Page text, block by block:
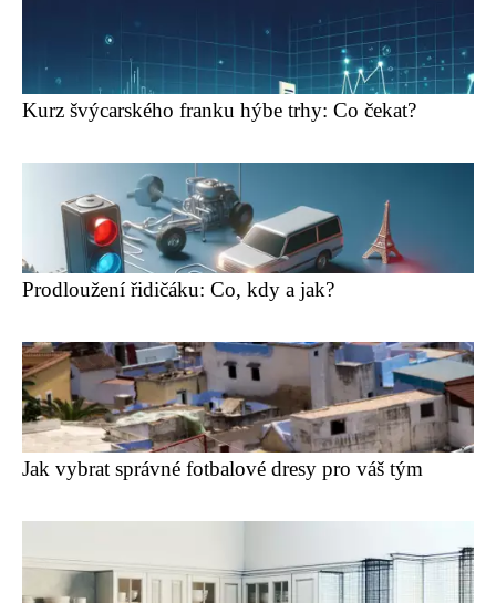
Kurz švýcarského franku hýbe trhy: Co čekat?
Prodloužení řidičáku: Co, kdy a jak?
Jak vybrat správné fotbalové dresy pro váš tým